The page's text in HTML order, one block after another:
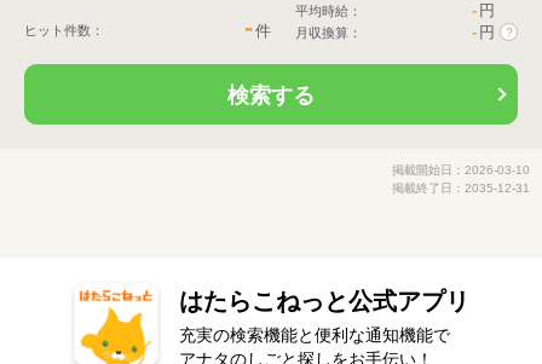
ヒット件数： -件
平均時給： - 円
月収換算： - 円 ?
検索する
掲載開始日：2026-03-10
掲載終了日：2035-12-31
はたらこねっと公式アプリ
充実の検索機能と便利な通知機能で
アナタのしごと探しをお手伝い！